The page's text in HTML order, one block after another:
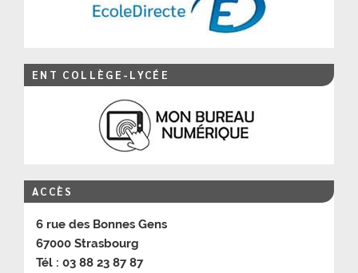
ENT COLLÈGE-LYCÉE
ACCÈS
6 rue des Bonnes Gens
67000 Strasbourg
Tél : 03 88 23 87 87